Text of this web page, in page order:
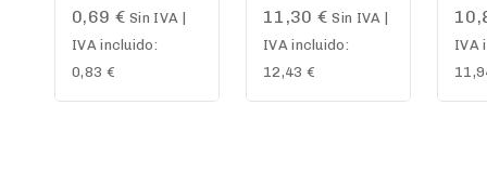
0
out
of
5
0,69 € Sin IVA |
IVA incluido:
0,83 €
0
of
5
11,30 € Sin IVA |
IVA incluido:
12,43 €
0
of
5
IVA